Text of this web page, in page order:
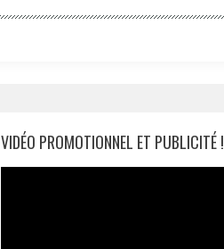
VIDÉO PROMOTIONNEL ET PUBLICITÉ !